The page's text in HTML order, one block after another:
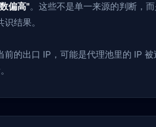
偏高"。这些不是单一来源的判断，
结果。
的出口 IP，可能是代理池里的 IP